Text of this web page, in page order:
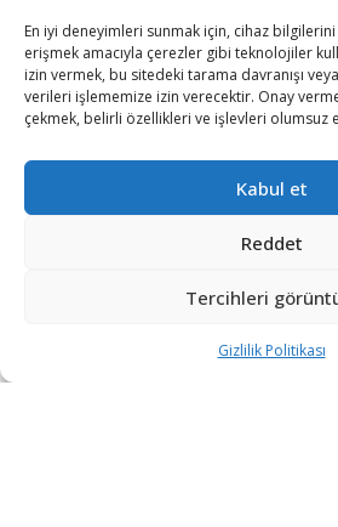
En iyi deneyimleri sunmak için, cihaz
erişmek amacıyla çerezler gibi teknolojiler
izin vermek, bu sitedeki tarama davranışı
verileri işlememize izin verecektir. Onay
çekmek, belirli özellikleri ve işlevleri olumsuz
Kabul et
Reddet
Tercihleri
Gizlilik Politikası
Tasarı, yarın 193 üyeli BM Genel